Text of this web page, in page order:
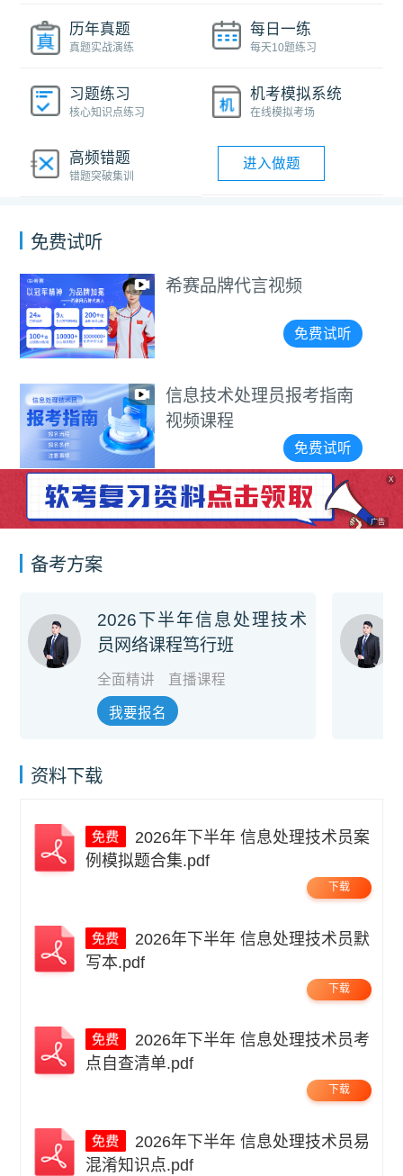
历年真题
真题实战演练
每日一练
每天10题练习
习题练习
核心知识点练习
机考模拟系统
在线模拟考场
高频错题
错题突破集训
进入做题
免费试听
希赛品牌代言视频
免费试听
信息技术处理员报考指南
视频课程
免费试听
X
广告
备考方案
2026下半年信息处理技术
员网络课程笃行班
全面精讲 直播课程
我要报名
资料下载
例模拟题合集.pdf
下载
写本.pdf
下载
点自查清单.pdf
下载
混淆知识点.pdf